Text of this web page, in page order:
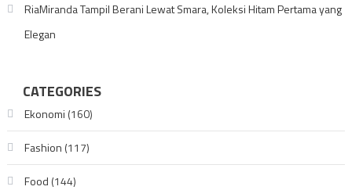
RiaMiranda Tampil Berani Lewat Smara, Koleksi Hitam Pertama yang
Elegan
CATEGORIES
Ekonomi (160)
Fashion (117)
Food (144)